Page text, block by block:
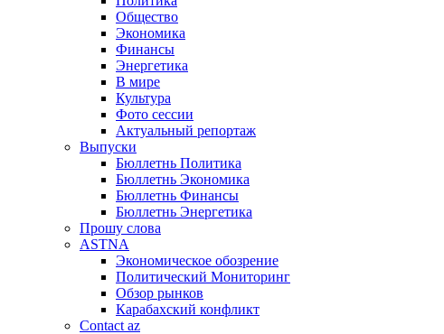
Общество
Экономика
Финансы
Энергетика
В мире
Культура
Фото сессии
Актуальный репортаж
Выпуски
Бюллетнь Политика
Бюллетнь Экономика
Бюллетнь Финансы
Бюллетнь Энергетика
Прошу слова
ASTNA
Экономическое обозрение
Политический Мониторинг
Обзор рынков
Карабахский конфликт
Contact az